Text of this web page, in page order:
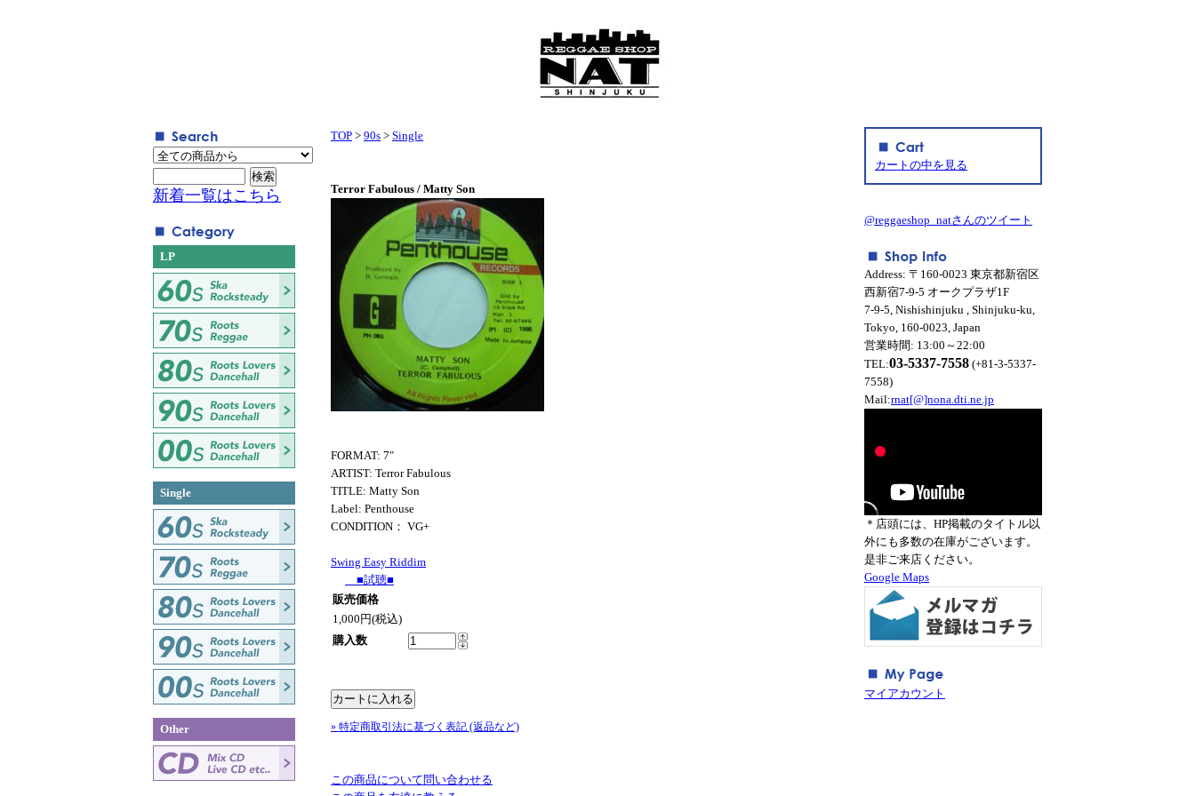
TOP > 90s > Single
Terror Fabulous / Matty Son
FORMAT: 7"
ARTIST: Terror Fabulous
TITLE: Matty Son
Label: Penthouse
CONDITION： VG+
Swing Easy Riddim
■試聴■
販売価格
1,000円(税込)
購入数
» 特定商取引法に基づく表記 (返品など)
この商品について問い合わせる
新着一覧はこちら
LP
Single
Other
カートの中を見る
@reggaeshop_natさんのツイート
Address: 〒160-0023 東京都新宿区
西新宿7-9-5 オークプラザ1F
7-9-5, Nishishinjuku , Shinjuku-ku,
Tokyo, 160-0023, Japan
営業時間: 13:00～22:00
TEL:03-5337-7558 (+81-3-5337-
7558)
Mail:rnat[@]nona.dti.ne.jp
＊店頭には、HP掲載のタイトル以
外にも多数の在庫がございます。
是非ご来店ください。
Google Maps
マイアカウント